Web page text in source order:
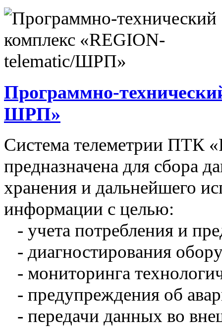
Программно-
ШРП»
Система телеметрии ПТК
предназначена для сбора
хранения и дальнейшего
информации с целью:
- учета потребления и
- диагностирования
- мониторинга
- предупреждения об
- передачи данных во